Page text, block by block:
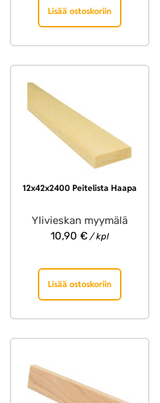
Lisää ostoskoriin
12x42x2400 Peitelista Haapa
Ylivieskan myymälä
10,90 € / kpl
Lisää ostoskoriin